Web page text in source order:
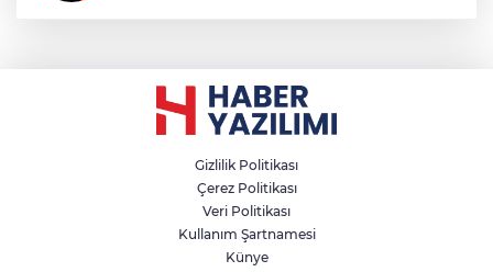
Gizlilik Politikası
Çerez Politikası
Veri Politikası
Kullanım Şartnamesi
Künye